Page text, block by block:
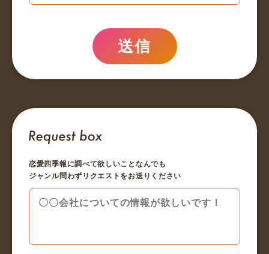
送信
恋愛四季報に調べて欲しいことなんでも
ジャンル問わずリクエストをお送りください